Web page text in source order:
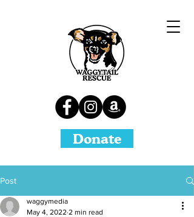
Donate
Post
waggymedia
May 4, 2022 2 min read